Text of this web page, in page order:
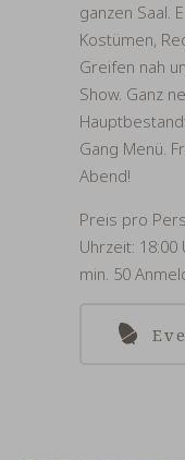
ganzen Saal.
Kostümen,
Greifen nah
Show. Ganz
Gang Menü.
Abend!
Preis pro
Uhrzeit: 18:00
min. 50